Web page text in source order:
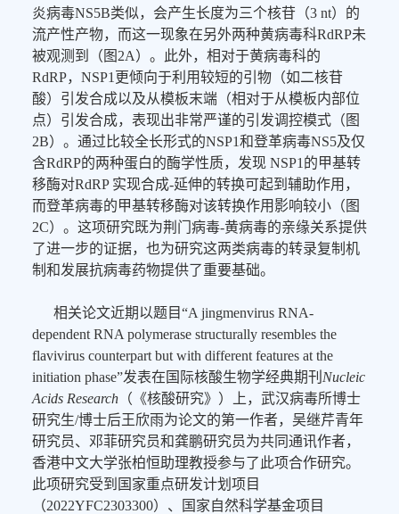
炎病毒NS5B类似，会产生长度为三个核苷（3 nt）的
流产性产物，而这一现象在另外两种黄病毒科RdRP未
被观测到（图2A）。此外，相对于黄病毒科的
RdRP，NSP1更倾向于利用较短的引物（如二核苷
酸）引发合成以及从模板末端（相对于从模板内部位
点）引发合成，表现出非常严谨的引发调控模式（图
2B）。通过比较全长形式的NSP1和登革病毒NS5及仅
含RdRP的两种蛋白的酶学性质，发现 NSP1的甲基转
移酶对RdRP 实现合成-延伸的转换可起到辅助作用，
而登革病毒的甲基转移酶对该转换作用影响较小（图
2C）。这项研究既为荆门病毒-黄病毒的亲缘关系提供
了进一步的证据，也为研究这两类病毒的转录复制机
制和发展抗病毒药物提供了重要基础。
相关论文近期以题目“A jingmenvirus RNA-
dependent RNA polymerase structurally resembles the
flavivirus counterpart but with different features at the
initiation phase”发表在国际核酸生物学经典期刊 Nucleic
Acids Research（《核酸研究》）上，武汉病毒所博士
研究生/博士后王欣雨为论文的第一作者，吴继芹青年
研究员、邓菲研究员和龚鹏研究员为共同通讯作者，
香港中文大学张柏恒助理教授参与了此项合作研究。
此项研究受到国家重点研发计划项目
（2022YFC2303300）、国家自然科学基金项目